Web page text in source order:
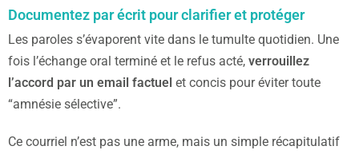
Documentez par écrit pour clarifier et protéger
Les paroles s’évaporent vite dans le tumulte quotidien. Une
fois l’échange oral terminé et le refus acté, verrouillez
l’accord par un email factuel et concis pour éviter toute
“amnésie sélective”.
Ce courriel n’est pas une arme, mais un simple récapitulatif